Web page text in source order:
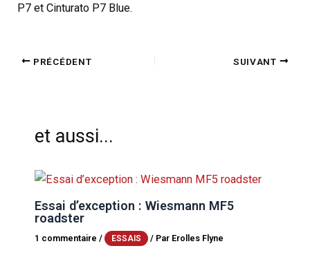
P7 et Cinturato P7 Blue.
PRÉCÉDENT SUIVANT
et aussi...
Essai d’exception : Wiesmann MF5
roadster
1 commentaire / ESSAIS / Par Erolles Flyne